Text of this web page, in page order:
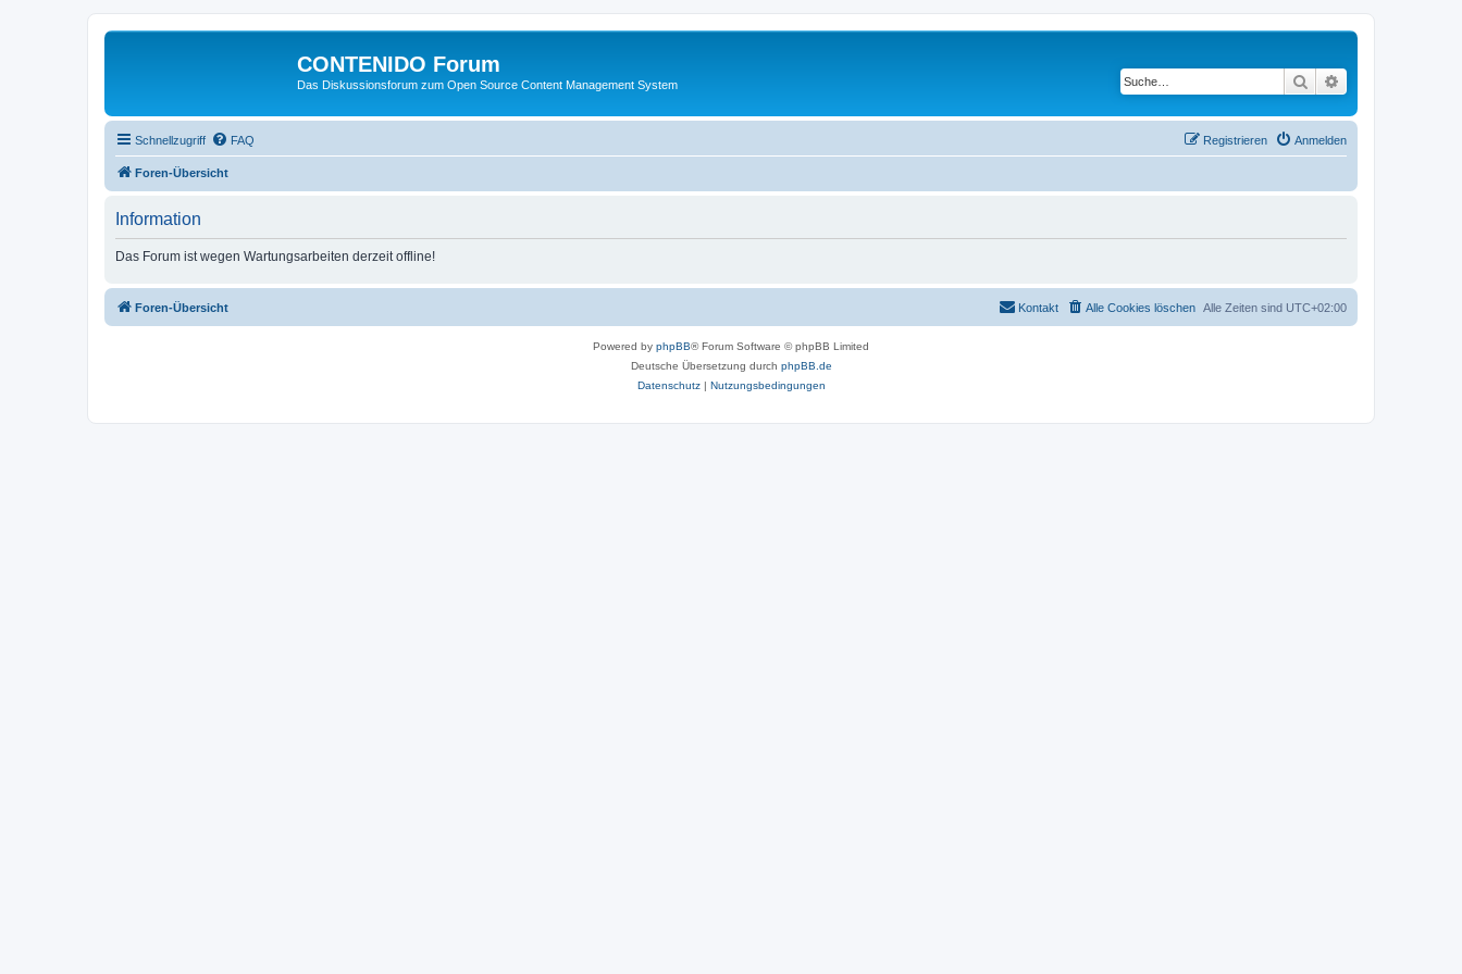
CONTENIDO Forum
Das Diskussionsforum zum Open Source Content Management System Suche
Schnellzugriff FAQ Anmelden
Registrieren
Foren-Übersicht
Information
Das Forum ist wegen Wartungsarbeiten derzeit offline!
Foren-Übersicht Alle Zeiten sind UTC+02:00
Alle Cookies löschen
Kontakt
Powered by phpBB® Forum Software © phpBB Limited
Deutsche Übersetzung durch phpBB.de
Datenschutz| Nutzungsbedingungen